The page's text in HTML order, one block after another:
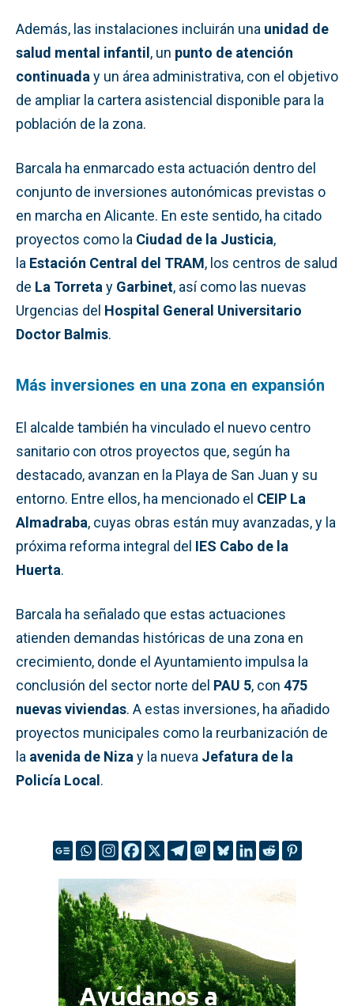
Además, las instalaciones incluirán una unidad de
salud mental infantil, un punto de atención
continuada y un área administrativa, con el objetivo
de ampliar la cartera asistencial disponible para la
población de la zona.
Barcala ha enmarcado esta actuación dentro del
conjunto de inversiones autonómicas previstas o
en marcha en Alicante. En este sentido, ha citado
proyectos como la Ciudad de la Justicia,
la Estación Central del TRAM, los centros de salud
de La Torreta y Garbinet, así como las nuevas
Urgencias del Hospital General Universitario
Doctor Balmis.
Más inversiones en una zona en expansión
El alcalde también ha vinculado el nuevo centro
sanitario con otros proyectos que, según ha
destacado, avanzan en la Playa de San Juan y su
entorno. Entre ellos, ha mencionado el CEIP La
Almadraba, cuyas obras están muy avanzadas, y la
próxima reforma integral del IES Cabo de la
Huerta.
Barcala ha señalado que estas actuaciones
atienden demandas históricas de una zona en
crecimiento, donde el Ayuntamiento impulsa la
conclusión del sector norte del PAU 5, con 475
nuevas viviendas. A estas inversiones, ha añadido
proyectos municipales como la reurbanización de
la avenida de Niza y la nueva Jefatura de la
Policía Local.